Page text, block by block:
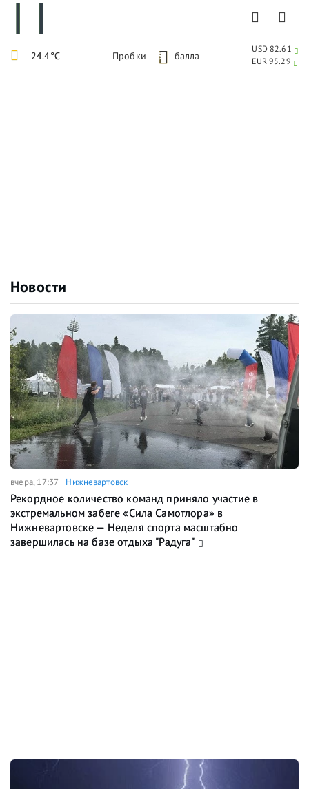
Новости
вчера, 17:37 Нижневартовск
Рекордное количество команд приняло участие в
экстремальном забеге «Сила Самотлора» в
Нижневартовске — Неделя спорта масштабно
завершилась на базе отдыха "Радуга"
24.4°C Пробки 5 балла
USD 82.61
EUR 95.29